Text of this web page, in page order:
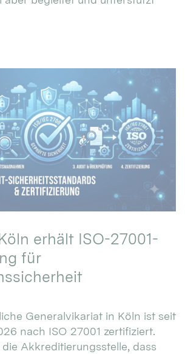
erhält ISO-27001-
für
Generalvikariat in Köln ist seit
nach ISO 27001 zertifiziert.
Akkreditierungsstelle, dass